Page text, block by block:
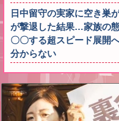
日中留守の実家に空き巣
が撃退した結果…家族の
〇〇する超スピード展開
分からない